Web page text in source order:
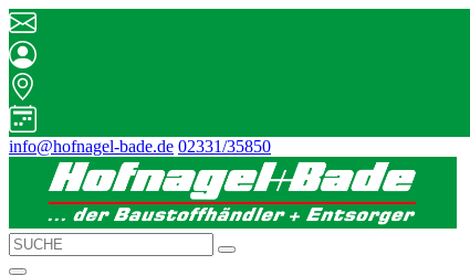
info@hofnagel-bade.de 02331/35850